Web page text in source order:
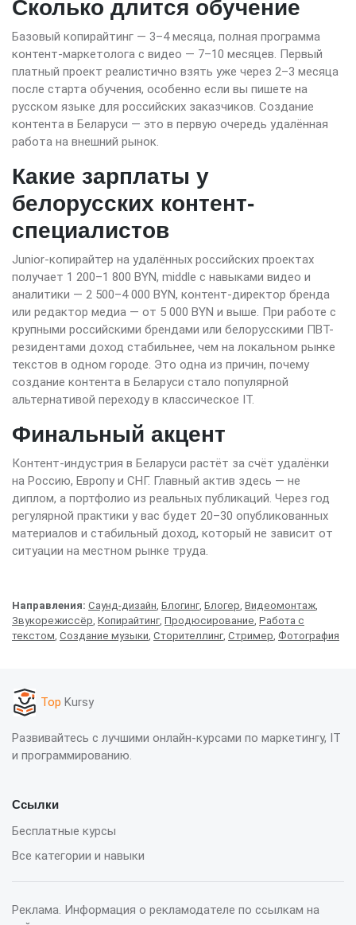
Сколько длится обучение
Базовый копирайтинг — 3–4 месяца, полная программа
контент-маркетолога с видео — 7–10 месяцев. Первый
платный проект реалистично взять уже через 2–3 месяца
после старта обучения, особенно если вы пишете на
русском языке для российских заказчиков. Создание
контента в Беларуси — это в первую очередь удалённая
работа на внешний рынок.
Какие зарплаты у
белорусских контент-
специалистов
Junior-копирайтер на удалённых российских проектах
получает 1 200–1 800 BYN, middle с навыками видео и
аналитики — 2 500–4 000 BYN, контент-директор бренда
или редактор медиа — от 5 000 BYN и выше. При работе с
крупными российскими брендами или белорусскими ПВТ-
резидентами доход стабильнее, чем на локальном рынке
текстов в одном городе. Это одна из причин, почему
создание контента в Беларуси стало популярной
альтернативой переходу в классическое IT.
Финальный акцент
Контент-индустрия в Беларуси растёт за счёт удалёнки
на Россию, Европу и СНГ. Главный актив здесь — не
диплом, а портфолио из реальных публикаций. Через год
регулярной практики у вас будет 20–30 опубликованных
материалов и стабильный доход, который не зависит от
ситуации на местном рынке труда.
Направления: Саунд-дизайн Блогинг, Блогер Видеомонтаж
Звукорежиссёр Копирайтинг, Продюсирование Работа с
текстом Создание музыки Сторителлинг, Стример Фотография
Top Kursy
Развивайтесь с лучшими онлайн-курсами по маркетингу, IT
и программированию.
Ссылки
Бесплатные курсы
Все категории и навыки
Реклама. Информация о рекламодателе по ссылкам на